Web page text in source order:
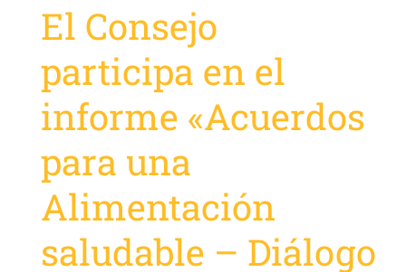
El Consejo
participa en el
informe «Acuerdos
para una
Alimentación
saludable – Diálogo